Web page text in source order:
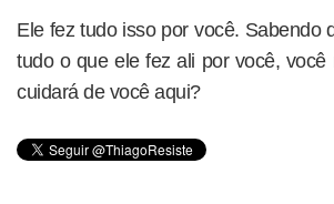
Ele fez tudo isso por você. Sabendo
tudo o que ele fez ali por você, você
cuidará de você aqui?